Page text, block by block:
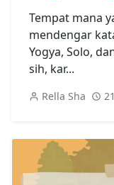
Tempat mana
mendengar
Yogya, Solo,
sih, kar...
Rella Sha